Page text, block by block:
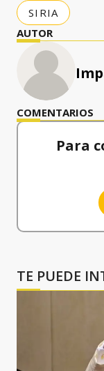
SIRIA
AUTOR
COMENTARIOS
Para
TE PUEDE